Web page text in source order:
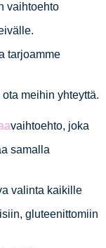
vaihtoehto
tarjoamme
ota meihin yhteyttä.
vaihtoehto, joka
samalla
valinta kaikille
gluteenittomiin